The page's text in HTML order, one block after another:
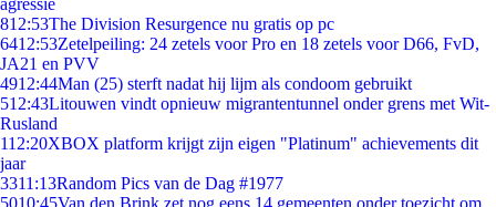
agressie
812:53The Division Resurgence nu gratis op pc
6412:53Zetelpeiling: 24 zetels voor Pro en 18 zetels voor D66, FvD,
JA21 en PVV
4912:44Man (25) sterft nadat hij lijm als condoom gebruikt
512:43Litouwen vindt opnieuw migrantentunnel onder grens met Wit-
Rusland
112:20XBOX platform krijgt zijn eigen "Platinum" achievements dit
jaar
3311:13Random Pics van de Dag #1977
5010:45Van den Brink zet nog eens 14 gemeenten onder toezicht om